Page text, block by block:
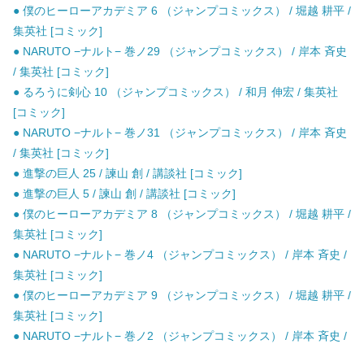
● 僕のヒーローアカデミア 6 （ジャンプコミックス） / 堀越 耕平 /
集英社 [コミック]
● NARUTO −ナルト− 巻ノ29 （ジャンプコミックス） / 岸本 斉史
/ 集英社 [コミック]
● るろうに剣心 10 （ジャンプコミックス） / 和月 伸宏 / 集英社
[コミック]
● NARUTO −ナルト− 巻ノ31 （ジャンプコミックス） / 岸本 斉史
/ 集英社 [コミック]
● 進撃の巨人 25 / 諫山 創 / 講談社 [コミック]
● 進撃の巨人 5 / 諫山 創 / 講談社 [コミック]
● 僕のヒーローアカデミア 8 （ジャンプコミックス） / 堀越 耕平 /
集英社 [コミック]
● NARUTO −ナルト− 巻ノ4 （ジャンプコミックス） / 岸本 斉史 /
集英社 [コミック]
● 僕のヒーローアカデミア 9 （ジャンプコミックス） / 堀越 耕平 /
集英社 [コミック]
● NARUTO −ナルト− 巻ノ2 （ジャンプコミックス） / 岸本 斉史 /